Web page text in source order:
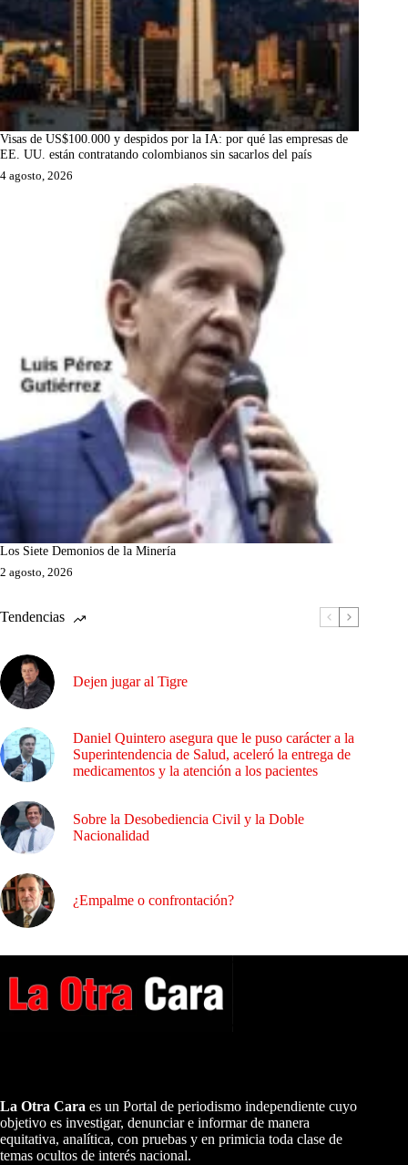
Visas de US$100.000 y despidos por la IA: por qué las empresas de
EE. UU. están contratando colombianos sin sacarlos del país
4 agosto, 2026
Los Siete Demonios de la Minería
2 agosto, 2026
Tendencias
Dejen jugar al Tigre
Daniel Quintero asegura que le puso carácter a la
Superintendencia de Salud, aceleró la entrega de
medicamentos y la atención a los pacientes
Sobre la Desobediencia Civil y la Doble
Nacionalidad
¿Empalme o confrontación?
La Otra Cara es un Portal de periodismo independiente cuyo
objetivo es investigar, denunciar e informar de manera
equitativa, analítica, con pruebas y en primicia toda clase de
temas ocultos de interés nacional.